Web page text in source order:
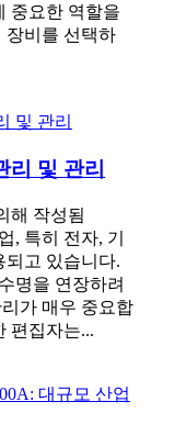
중요한 역할을
장비를 선택하
리 및 관리
해 작성됨
, 특히 전자, 기
되고 있습니다.
명을 연장하려
가 매우 중요합
편집자는...